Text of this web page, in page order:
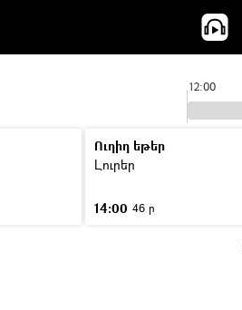
12:00
Ուղիղ եթեր
Լուրեր
14:00 46 ր